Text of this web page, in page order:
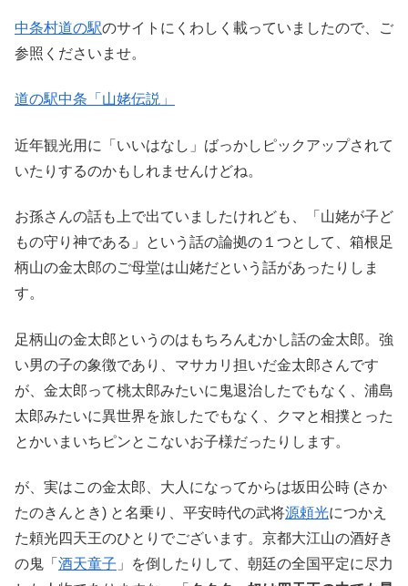
中条村道の駅のサイトにくわしく載っていましたので、ご
参照くださいませ。
道の駅中条「山姥伝説」
近年観光用に「いいはなし」ばっかしピックアップされて
いたりするのかもしれませんけどね。
お孫さんの話も上で出ていましたけれども、「山姥が子ど
もの守り神である」という話の論拠の１つとして、箱根足
柄山の金太郎のご母堂は山姥だという話があったりしま
す。
足柄山の金太郎というのはもちろんむかし話の金太郎。強
い男の子の象徴であり、マサカリ担いだ金太郎さんです
が、金太郎って桃太郎みたいに鬼退治したでもなく、浦島
太郎みたいに異世界を旅したでもなく、クマと相撲とった
とかいまいちピンとこないお子様だったりします。
が、実はこの金太郎、大人になってからは坂田公時 (さか
たのきんとき) と名乗り、平安時代の武将源頼光につかえ
た頼光四天王のひとりでございます。京都大江山の酒好き
の鬼「 酒天童子 」を倒したりして、朝廷の全国平定に尽力